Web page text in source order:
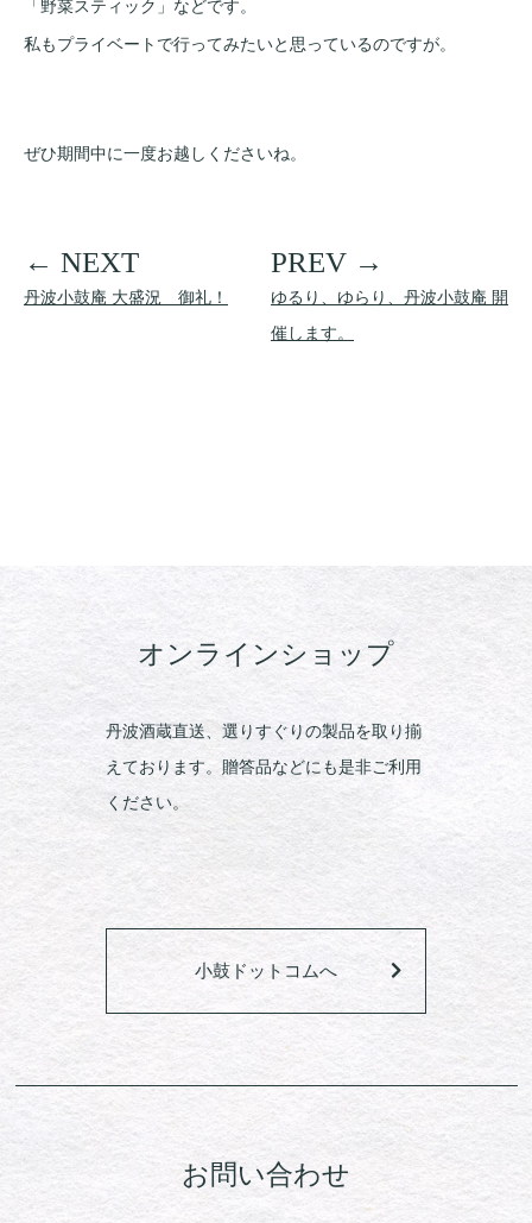
「野菜スティック」などです。
私もプライベートで行ってみたいと思っているのですが。
ぜひ期間中に一度お越しくださいね。
丹波小鼓庵 大盛況 御礼！
ゆるり、ゆらり、丹波小鼓庵 開
催します。
オンラインショップ
丹波酒蔵直送、選りすぐりの製品を取り揃
えております。贈答品などにも是非ご利用
ください。
小鼓ドットコムへ
お問い合わせ